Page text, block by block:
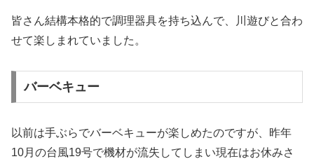
皆さん結構本格的で調理器具を持ち込んで、川遊びと合わ
せて楽しまれていました。
バーベキュー
以前は手ぶらでバーベキューが楽しめたのですが、昨年
10月の台風19号で機材が流失してしまい現在はお休みさ